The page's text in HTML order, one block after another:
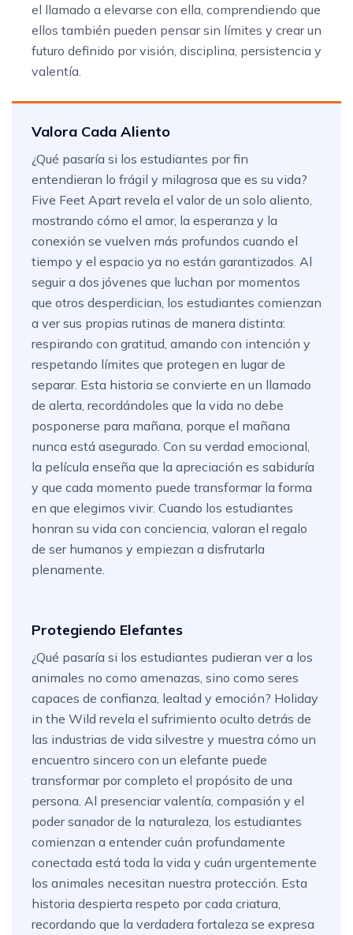
el llamado a elevarse con ella, comprendiendo que
ellos también pueden pensar sin límites y crear un
futuro definido por visión, disciplina, persistencia y
valentía.
Valora Cada Aliento
¿Qué pasaría si los estudiantes por fin
entendieran lo frágil y milagrosa que es su vida?
Five Feet Apart revela el valor de un solo aliento,
mostrando cómo el amor, la esperanza y la
conexión se vuelven más profundos cuando el
tiempo y el espacio ya no están garantizados. Al
seguir a dos jóvenes que luchan por momentos
que otros desperdician, los estudiantes comienzan
a ver sus propias rutinas de manera distinta:
respirando con gratitud, amando con intención y
respetando límites que protegen en lugar de
separar. Esta historia se convierte en un llamado
de alerta, recordándoles que la vida no debe
posponerse para mañana, porque el mañana
nunca está asegurado. Con su verdad emocional,
la película enseña que la apreciación es sabiduría
y que cada momento puede transformar la forma
en que elegimos vivir. Cuando los estudiantes
honran su vida con conciencia, valoran el regalo
de ser humanos y empiezan a disfrutarla
plenamente.
Protegiendo Elefantes
¿Qué pasaría si los estudiantes pudieran ver a los
animales no como amenazas, sino como seres
capaces de confianza, lealtad y emoción? Holiday
in the Wild revela el sufrimiento oculto detrás de
las industrias de vida silvestre y muestra cómo un
encuentro sincero con un elefante puede
transformar por completo el propósito de una
persona. Al presenciar valentía, compasión y el
poder sanador de la naturaleza, los estudiantes
comienzan a entender cuán profundamente
conectada está toda la vida y cuán urgentemente
los animales necesitan nuestra protección. Esta
historia despierta respeto por cada criatura,
recordando que la verdadera fortaleza se expresa